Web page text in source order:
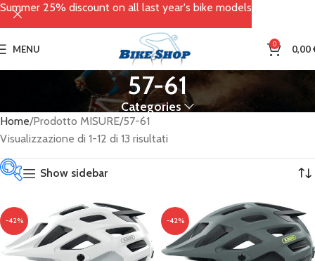
MENU 0 0,00
57-61
Categories
Home Prodotto MISURE 57-61
Visualizzazione di 1-12 di 13 risultati
Categorie
prodotto
Show sidebar
-42% -42%
Summer 25% discount on all last year's bike models